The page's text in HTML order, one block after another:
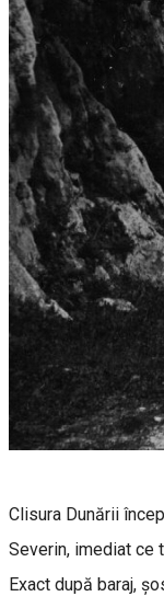
Clisura Dunării
Severin, imediat ce
Exact după baraj,